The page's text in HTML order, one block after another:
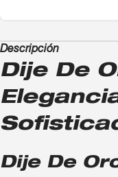
Descripción
Dije De
Dije De